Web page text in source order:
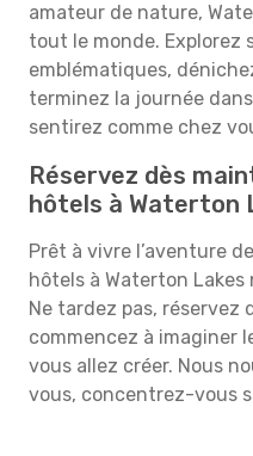
amateur de nature,
tout le monde. Explorez
emblématiques,
terminez la journée
sentirez comme chez
Réservez dès
hôtels à Waterton
Prêt à vivre l’aventure
hôtels à Waterton Lakes
Ne tardez pas, réservez
commencez à imaginer
vous allez créer. Nous
vous, concentrez-vous